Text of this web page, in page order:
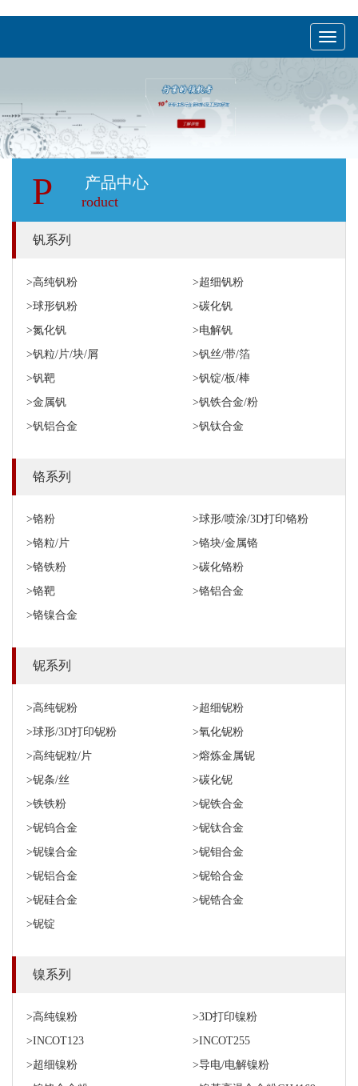
menu
P 产品中心
roduct
钒系列
>高纯钒粉
>超细钒粉
>球形钒粉
>碳化钒
>氮化钒
>电解钒
>钒粒/片/块/屑
>钒丝/带/箔
>钒靶
>钒锭/板/棒
>金属钒
>钒铁合金/粉
>钒铝合金
>钒钛合金
铬系列
>铬粉
>球形/喷涂/3D打印铬粉
>铬粒/片
>铬块/金属铬
>铬铁粉
>碳化铬粉
>铬靶
>铬铝合金
>铬镍合金
铌系列
>高纯铌粉
>超细铌粉
>球形/3D打印铌粉
>氧化铌粉
>高纯铌粒/片
>熔炼金属铌
>铌条/丝
>碳化铌
>铁铁粉
>铌铁合金
>铌钨合金
>铌钛合金
>铌镍合金
>铌钼合金
>铌铝合金
>铌铪合金
>铌硅合金
>铌锆合金
>铌锭
镍系列
>高纯镍粉
>3D打印镍粉
>INCOT123
>INCOT255
>超细镍粉
>导电/电解镍粉